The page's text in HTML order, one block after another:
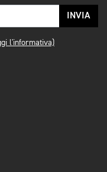
INVIA
l'informativa)